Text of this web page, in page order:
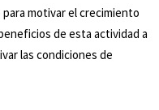
motivar el crecimiento
de esta actividad a
las condiciones de